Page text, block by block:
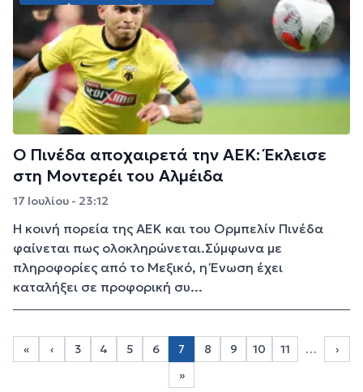
Ο Πινέδα αποχαιρετά την ΑΕΚ: Έκλεισε
στη Μοντερέι του Αλμέιδα
17 Ιουλίου - 23:12
Η κοινή πορεία της ΑΕΚ και του Ορμπελίν Πινέδα
φαίνεται πως ολοκληρώνεται.Σύμφωνα με
πληροφορίες από το Μεξικό, η Ένωση έχει
καταλήξει σε προφορική συ...
Σελιδοποίηση
First page
«
Προηγούμενη σελίδα
‹ Page 3
3 Page 4
4 Page 5
5 Page 6
6 7 Page 8
8 Page 9
9 Page 10
10 Page 11
11 … ›
Last page
»